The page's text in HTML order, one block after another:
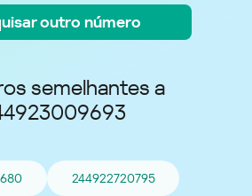
outro número
semelhantes a
244922720795